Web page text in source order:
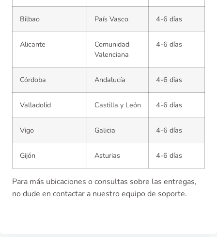
Bilbao País Vasco 4-6 días
Alicante
Comunidad
Valenciana
4-6 días
Córdoba Andalucía 4-6 días
Valladolid Castilla y León 4-6 días
Vigo Galicia 4-6 días
Gijón Asturias 4-6 días
Para más ubicaciones o consultas sobre las entregas,
no dude en contactar a nuestro equipo de soporte.